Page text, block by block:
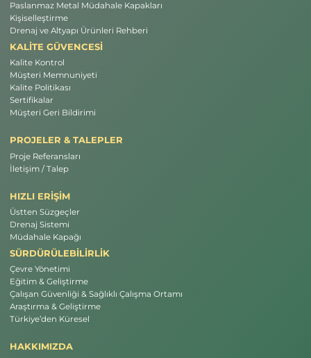
Paslanmaz Metal Müdahale Kapakları
Kişiselleştirme
Drenaj ve Altyapı Ürünleri Rehberi
KALİTE GÜVENCESİ
Kalite Kontrol
Müşteri Memnuniyeti
Kalite Politikası
Sertifikalar
Müşteri Geri Bildirimi
PROJELER & TALEPLER
Proje Referansları
İletişim / Talep
HIZLI ERİŞİM
Üstten Süzgeçler
Drenaj Sistemi
Müdahale Kapağı
SÜRDÜRÜLEBİLİRLİK
Çevre Yönetimi
Eğitim & Geliştirme
Çalışan Güvenliği & Sağlıklı Çalışma Ortamı
Araştırma & Geliştirme
Türkiye’den Küresel
HAKKIMIZDA